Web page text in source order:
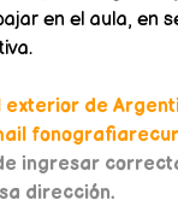
en el aula, en
exterior de
ingresar
dirección.